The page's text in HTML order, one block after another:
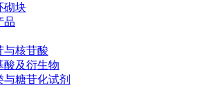
砌块
品
与核苷酸
酸及衍生物
与糖苷化试剂